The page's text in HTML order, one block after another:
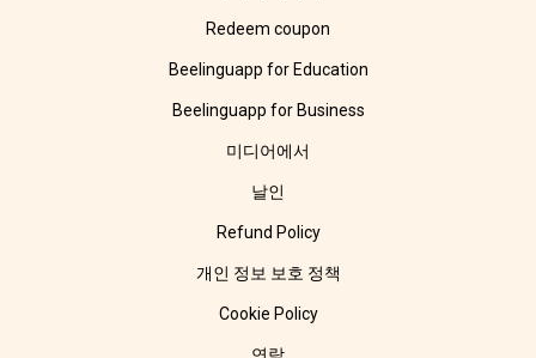
Redeem coupon
Beelinguapp for Education
Beelinguapp for Business
미디어에서
날인
Refund Policy
개인 정보 보호 정책
Cookie Policy